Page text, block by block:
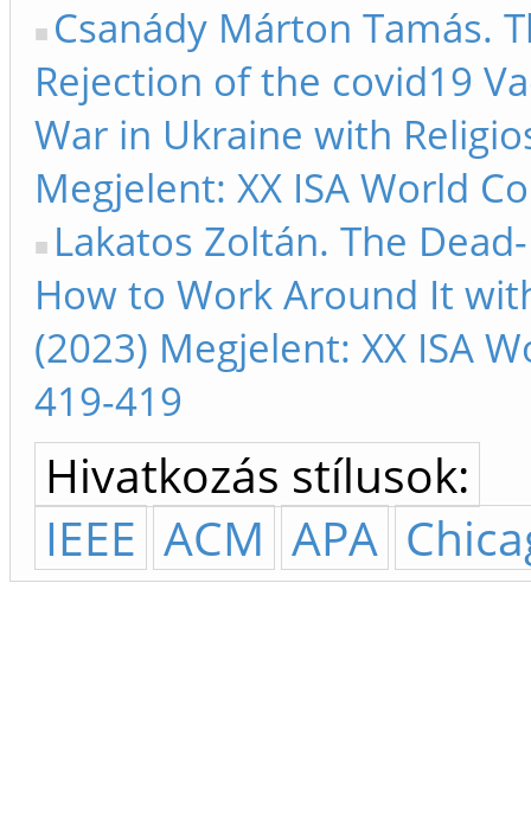
Csanády Márton Tamás.
Rejection of the covid19
War in Ukraine with
Megjelent: XX ISA World
Lakatos Zoltán. The
How to Work Around It
(2023) Megjelent: XX ISA
419-419
Hivatkozás stílusok:
IEEE ACM APA